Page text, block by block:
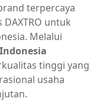
terpercaya
untuk
Melalui
tinggi yang
usaha